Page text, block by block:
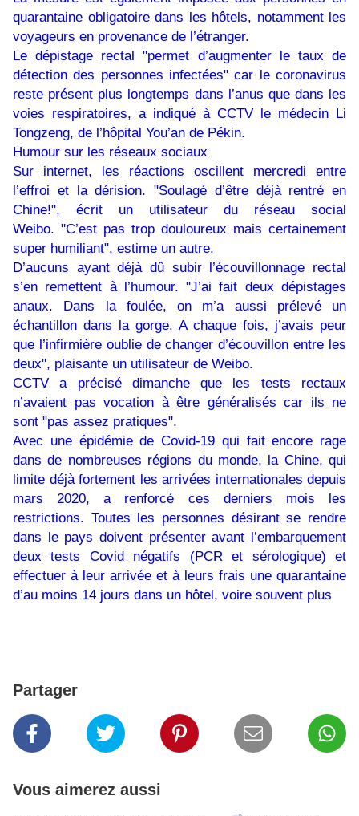
quarantaine obligatoire dans les hôtels, notamment les
voyageurs en provenance de l’étranger.
Le dépistage rectal "permet d’augmenter le taux de
détection des personnes infectées" car le coronavirus
reste présent plus longtemps dans l’anus que dans les
voies respiratoires, a indiqué à CCTV le médecin Li
Tongzeng, de l’hôpital You’an de Pékin.
Humour sur les réseaux sociaux
Sur internet, les réactions oscillent mercredi entre
l’effroi et la dérision. "Soulagé d’être déjà rentré en
Chine!", écrit un utilisateur du réseau social
Weibo. "C’est pas trop douloureux mais certainement
super humiliant", estime un autre.
D’aucuns ayant déjà dû subir l’écouvillonnage rectal
s’en remettent à l’humour. "J’ai fait deux dépistages
anaux. Dans la foulée, on m’a aussi prélevé un
échantillon dans la gorge. A chaque fois, j’avais peur
que l’infirmière oublie de changer d’écouvillon entre les
deux", plaisante un utilisateur de Weibo.
CCTV a précisé dimanche que les tests rectaux
n’avaient pas vocation à être généralisés car ils ne
sont "pas assez pratiques".
Avec une épidémie de Covid-19 qui fait encore rage
dans de nombreuses régions du monde, la Chine, qui
limite déjà fortement les arrivées internationales depuis
mars 2020, a renforcé ces derniers mois les
restrictions. Toutes les personnes désirant se rendre
dans le pays doivent présenter avant l’embarquement
deux tests Covid négatifs (PCR et sérologique) et
effectuer à leur arrivée et à leurs frais une quarantaine
d’au moins 14 jours dans un hôtel, voire souvent plus
Partager
Vous aimerez aussi